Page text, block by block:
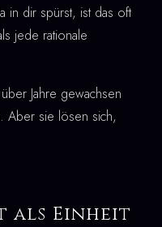
in dir spürst, ist das oft
jede rationale
Jahre gewachsen
Aber sie lösen sich,
als Einheit